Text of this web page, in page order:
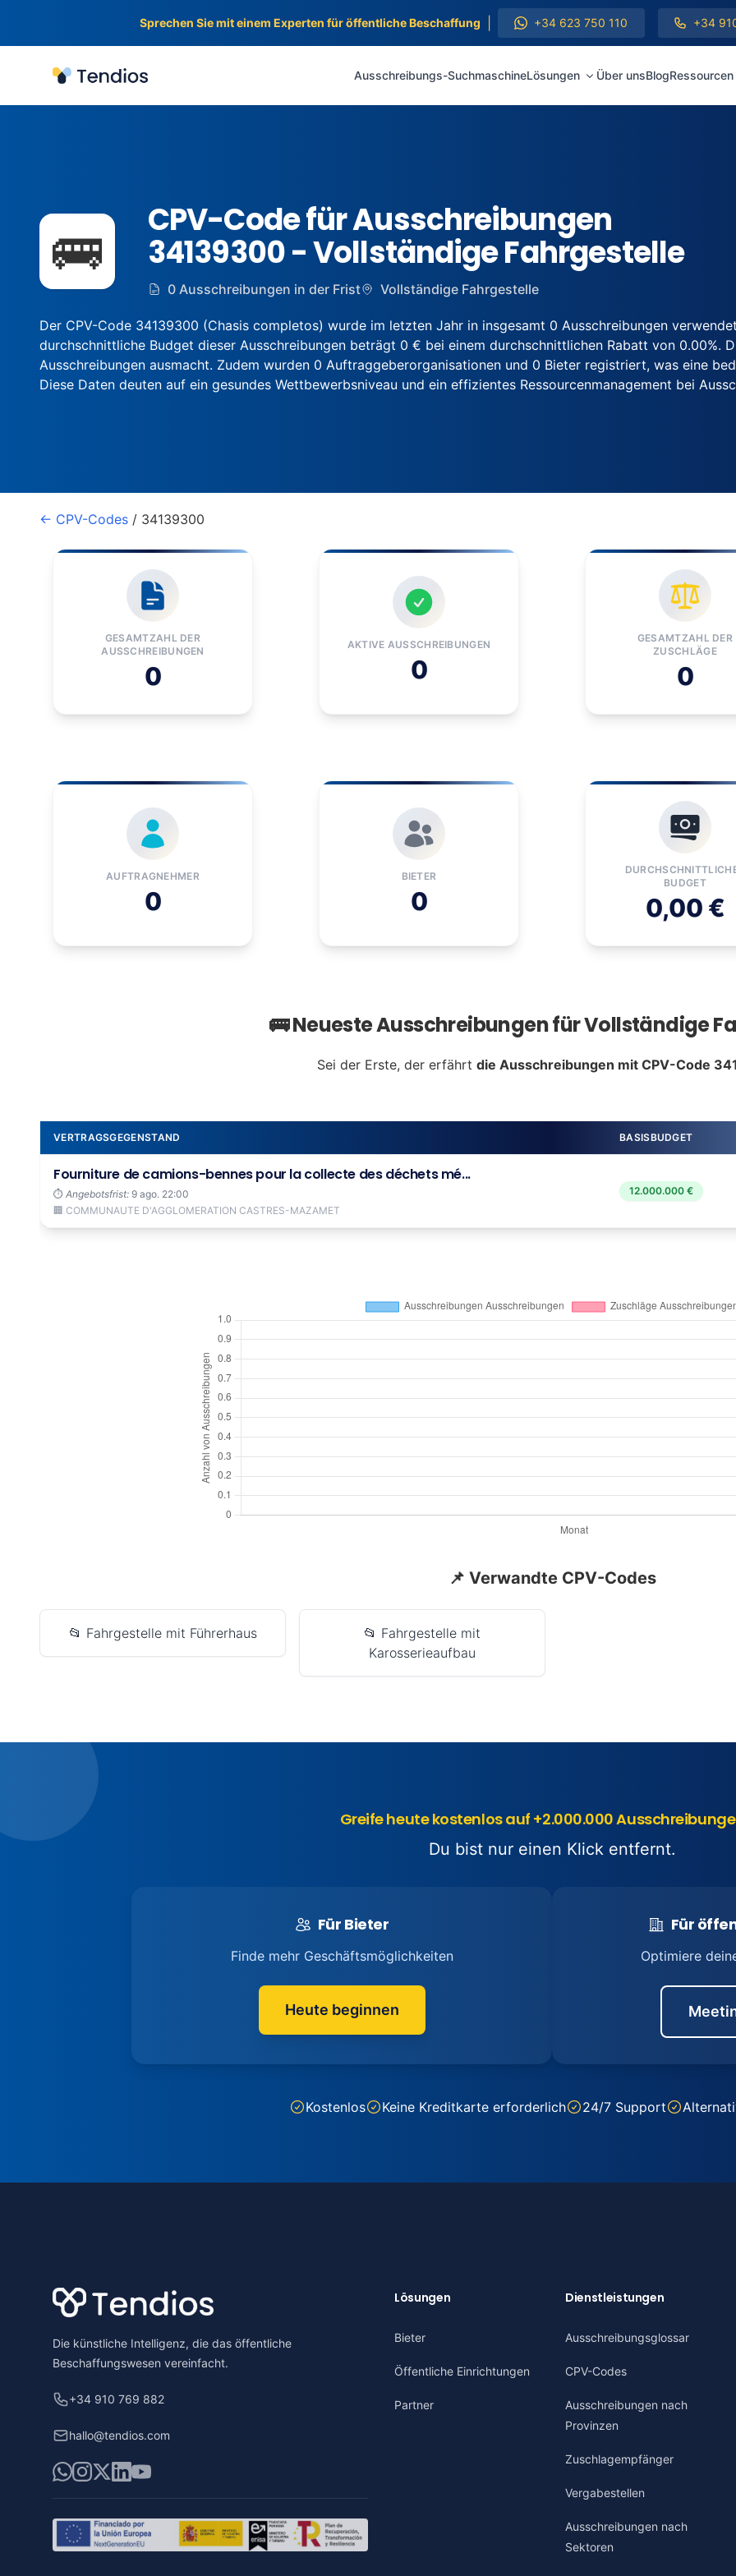
Sprechen Sie mit einem Experten für öffentliche Beschaffung +34 623 750 110 +34
Tendios Ausschreibungs-SuchmaschineLösungen Über unsBlogRessourcen
🚌
CPV-Code für Ausschreibungen
34139300 - Vollständige Fahrgestelle
0 Ausschreibungen in der Frist Vollständige Fahrgestelle
Der CPV-Code 34139300 (Chasis completos) wurde im letzten Jahr in insgesamt 0 Ausschreibungen
durchschnittliche Budget dieser Ausschreibungen beträgt 0 € bei einem durchschnittlichen Rabatt von 0.00%.
Ausschreibungen ausmacht. Zudem wurden 0 Auftraggeberorganisationen und 0 Bieter registriert, was eine
Diese Daten deuten auf ein gesundes Wettbewerbsniveau und ein effizientes Ressourcenmanagement bei
← CPV-Codes / 34139300
GESAMTZAHL DER
AUSSCHREIBUNGEN
0
AKTIVE AUSSCHREIBUNGEN
0
GESAMTZAHL DER
ZUSCHLÄGE
0
AUFTRAGNEHMER
0
BIETER
0
BUDGET
0,00 €
🚌 Neueste Ausschreibungen für Vollständige
Sei der Erste, der erfährt die Ausschreibungen mit CPV-Code
VERTRAGSGEGENSTAND BASISBUDGET
Fourniture de camions-bennes pour la collecte des déchets mé...
⏱️ Angebotsfrist: 9 ago. 22:00
🏢 COMMUNAUTE D'AGGLOMERATION CASTRES-MAZAMET
12.000.000 €
📌 Verwandte CPV-Codes
📂 Fahrgestelle mit Führerhaus
📂 Fahrgestelle mit
Karosserieaufbau
Greife heute kostenlos auf +2.000.000
Du bist nur einen Klick entfernt.
Für Bieter
Finde mehr Geschäftsmöglichkeiten
Heute beginnen
Für
Optimiere
Kostenlos Keine Kreditkarte erforderlich 24/7 Support
Die künstliche Intelligenz, die das öffentliche
Beschaffungswesen vereinfacht.
+34 910 769 882
hallo@tendios.com
WhatsApp
Instagram
X LinkedIn
YouTube
Lösungen
Bieter
Öffentliche Einrichtungen
Partner
Dienstleistungen
Ausschreibungsglossar
CPV-Codes
Ausschreibungen nach
Provinzen
Zuschlagempfänger
Vergabestellen
Ausschreibungen nach
Sektoren